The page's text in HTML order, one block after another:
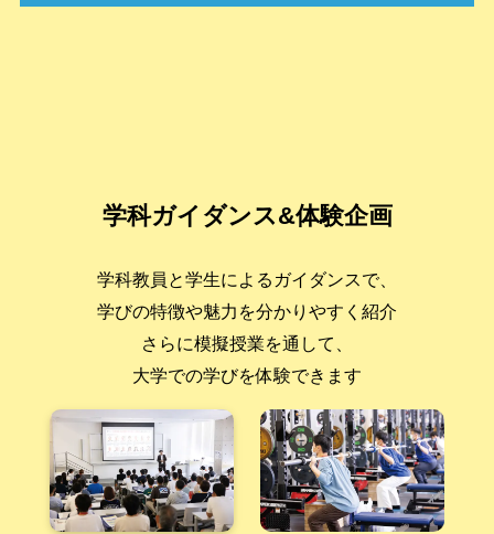
学科ガイダンス&体験企画
学科教員と学生によるガイダンスで、
学びの特徴や魅力を分かりやすく紹介
さらに模擬授業を通して、
大学での学びを体験できます